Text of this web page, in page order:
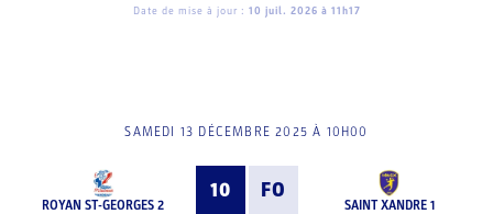
Date de mise à jour : 10 juil. 2026 à 11h17
SAMEDI 13 DÉCEMBRE 2025 À 10H00
ROYAN ST-GEORGES 2
10 FO
SAINT XANDRE 1